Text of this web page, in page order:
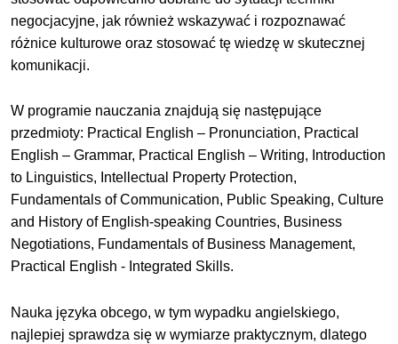
negocjacyjne, jak również wskazywać i rozpoznawać
różnice kulturowe oraz stosować tę wiedzę w skutecznej
komunikacji.
W programie nauczania znajdują się następujące
przedmioty: Practical English – Pronunciation, Practical
English – Grammar, Practical English – Writing, Introduction
to Linguistics, Intellectual Property Protection,
Fundamentals of Communication, Public Speaking, Culture
and History of English-speaking Countries, Business
Negotiations, Fundamentals of Business Management,
Practical English - Integrated Skills.
Nauka języka obcego, w tym wypadku angielskiego,
najlepiej sprawdza się w wymiarze praktycznym, dlatego